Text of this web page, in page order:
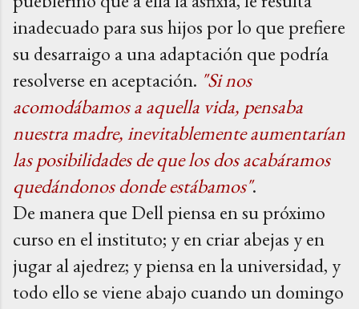
inadecuado para sus hijos por lo que prefiere
su desarraigo a una adaptación que podría
resolverse en aceptación. "Si nos
acomodábamos a aquella vida, pensaba
nuestra madre, inevitablemente aumentarían
las posibilidades de que los dos acabáramos
quedándonos donde estábamos".
De manera que Dell piensa en su próximo
curso en el instituto; y en criar abejas y en
jugar al ajedrez; y piensa en la universidad, y
todo ello se viene abajo cuando un domingo